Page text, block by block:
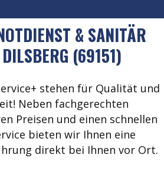
& SANITÄR
(69151)
stehen für Qualität und
Neben fachgerechten
Preisen und einen schnellen
bieten wir Ihnen eine
direkt bei Ihnen vor Ort.